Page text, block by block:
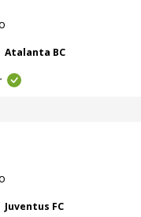
Atalanta BC
Juventus FC